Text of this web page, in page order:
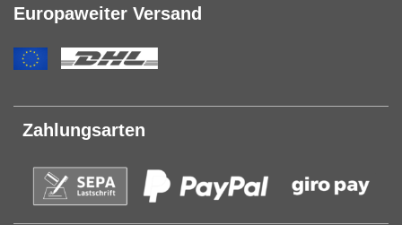
Europaweiter Versand
Zahlungsarten